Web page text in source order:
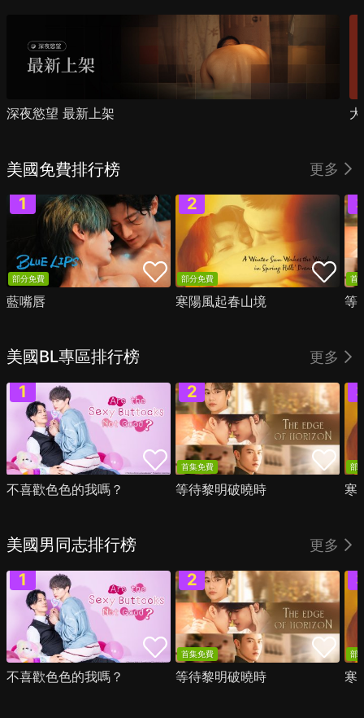
深夜慾望 最新上架
美國免費排行榜 更多
部分免費
藍嘴唇
部分免費
寒陽風起春山境
首
等
美國BL專區排行榜 更多
不喜歡色色的我嗎？
首集免費
等待黎明破曉時
部
寒
美國男同志排行榜 更多
不喜歡色色的我嗎？
首集免費
等待黎明破曉時
部
寒